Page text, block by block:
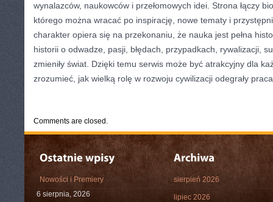
wynalazców, naukowców i przełomowych idei. Strona łączy
którego można wracać po inspirację, nowe tematy i
charakter opiera się na przekonaniu, że nauka jest pełna
historii o odwadze, pasji, błędach, przypadkach, rywalizacji,
zmieniły świat. Dzięki temu serwis może być atrakcyjny dla
zrozumieć, jak wielką rolę w rozwoju cywilizacji odegrały
Comments are closed.
Nowości i Premiery
6 sierpnia, 2026
sierpień 2026
lipiec 2026